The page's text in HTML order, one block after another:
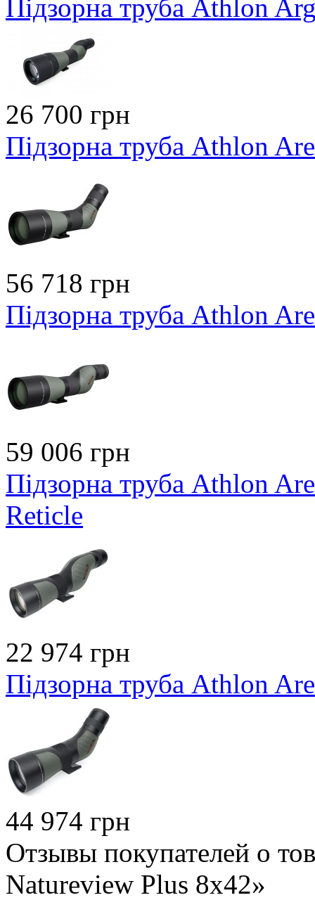
Підзорна труба Athlon
26 700 грн
Підзорна труба Athlon
56 718 грн
Підзорна труба Athlon
59 006 грн
Підзорна труба Athlon
Reticle
22 974 грн
Підзорна труба Athlon
44 974 грн
Отзывы покупателей о
Natureview Plus 8х42»